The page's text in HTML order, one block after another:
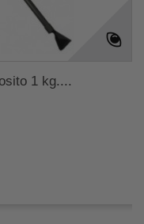
1 kg....